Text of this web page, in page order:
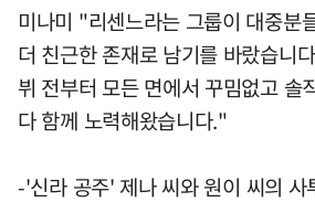
미나미 "리센느라는 그룹이 대중분
더 친근한 존재로 남기를 바랐습니
뷔 전부터 모든 면에서 꾸밈없고 솔
다 함께 노력해왔습니다."
-'신라 공주' 제나 씨와 원이 씨의 사